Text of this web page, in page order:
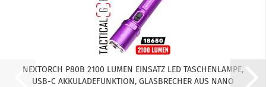
NEXTORCH P80B 2100 LUMEN EINSATZ LED TASCHENLAMPE,
USB-C AKKULADEFUNKTION, GLASBRECHER AUS NANO